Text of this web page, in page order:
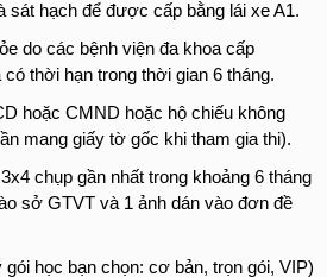
sát hạch để được cấp bằng lái xe A1.
do các bệnh viện đa khoa cấp
có thời hạn trong thời gian 6 tháng.
hoặc CMND hoặc hộ chiếu không
mang giấy tờ gốc khi tham gia thi).
chụp gần nhất trong khoảng 6 tháng
sở GTVT và 1 ảnh dán vào đơn đề
gói học bạn chọn: cơ bản, trọn gói, VIP)